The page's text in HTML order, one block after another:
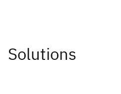
Solutions